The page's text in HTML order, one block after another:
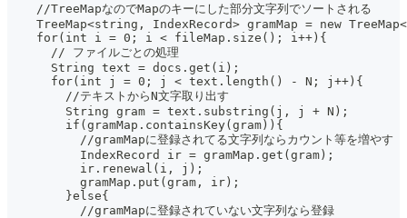
    //TreeMapなのでMapのキーにした部分文字列でソートされる
TreeMap<string, IndexRecord> gramMap = new
    for(int i = 0; i < fileMap.size(); i++){
      // ファイルごとの処理
      String text = docs.get(i);
      for(int j = 0; j < text.length() - N; j++){
        //テキストからN文字取り出す
        String gram = text.substring(j, j + N);
        if(gramMap.containsKey(gram)){
          //gramMapに登録されてる文字列ならカウント等を増やす
          IndexRecord ir = gramMap.get(gram);
          ir.renewal(i, j);
          gramMap.put(gram, ir);
        }else{
          //gramMapに登録されていない文字列なら登録